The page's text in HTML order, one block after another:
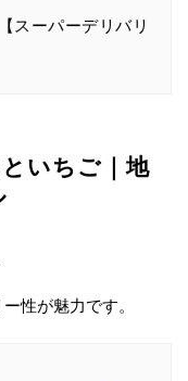
スーパーデリバリ
いちご｜地
性が魅力です。